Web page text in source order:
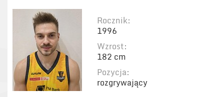
Rocznik:
1996
Wzrost:
182 cm
Pozycja:
rozgrywający